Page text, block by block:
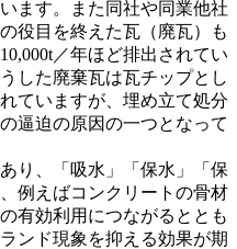
ます。また同社や同業他社
役目を終えた瓦（廃瓦）も
／年ほど排出されてい
した廃棄瓦は瓦チップとし
ていますが、埋め立て処分
逼迫の原因の一つとなって
り、「吸水」「保水」「保
例えばコンクリートの骨材
有効利用につながるととも
ンド現象を抑える効果が期